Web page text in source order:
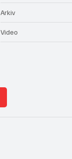
Arkiv
Video